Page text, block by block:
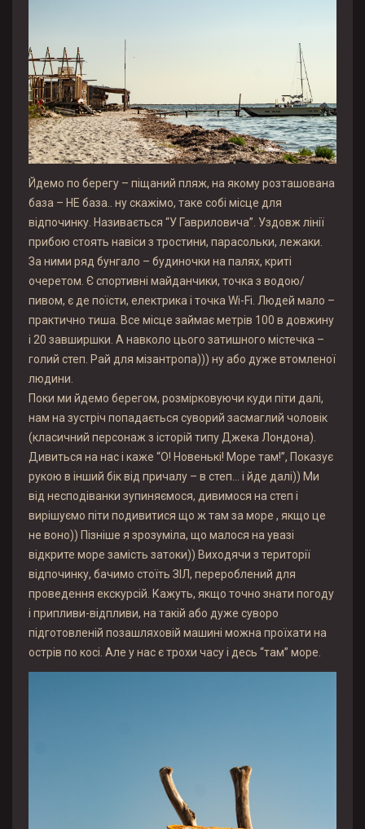
Йдемо по берегу – піщаний пляж, на якому розташована
база – НЕ база.. ну скажімо, таке собі місце для
відпочинку. Називається “У Гавриловича”. Уздовж лінії
прибою стоять навіси з тростини, парасольки, лежаки.
За ними ряд бунгало – будиночки на палях, криті
очеретом. Є спортивні майданчики, точка з водою/
пивом, є де поїсти, електрика і точка Wi-Fi. Людей мало –
практично тиша. Все місце займає метрів 100 в довжину
і 20 завширшки. А навколо цього затишного містечка –
голий степ. Рай для мізантропа))) ну або дуже втомленої
людини.
Поки ми йдемо берегом, розмірковуючи куди піти далі,
нам на зустріч попадається суворий засмаглий чоловік
(класичний персонаж з історій типу Джека Лондона).
Дивиться на нас і каже “О! Новенькі! Море там!”, Показує
рукою в інший бік від причалу – в степ… і йде далі)) Ми
від несподіванки зупиняємося, дивимося на степ і
вирішуємо піти подивитися що ж там за море , якщо це
не воно)) Пізніше я зрозуміла, що малося на увазі
відкрите море замість затоки)) Виходячи з території
відпочинку, бачимо стоїть ЗІЛ, перероблений для
проведення екскурсій. Кажуть, якщо точно знати погоду
і припливи-відпливи, на такій або дуже суворо
підготовленій позашляховій машині можна проїхати на
острів по косі. Але у нас є трохи часу і десь “там” море.